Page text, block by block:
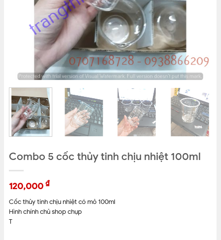
Combo 5 cốc thủy tinh chịu nhiệt 100ml
120,000 ₫
Cốc thủy tinh chịu nhiệt có mỏ 100ml
Hình chính chủ shop chụp
T